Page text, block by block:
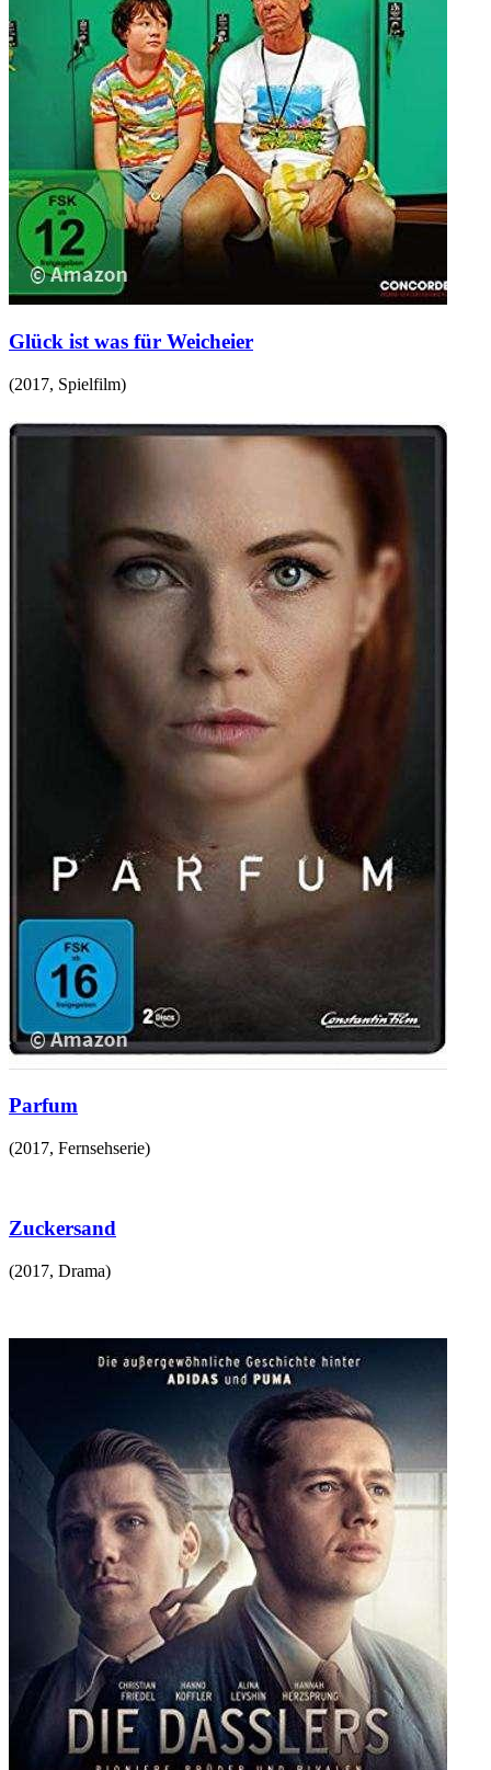
Glück ist was für Weicheier
(2017, Spielfilm)
Parfum
(2017, Fernsehserie)
Zuckersand
(2017, Drama)